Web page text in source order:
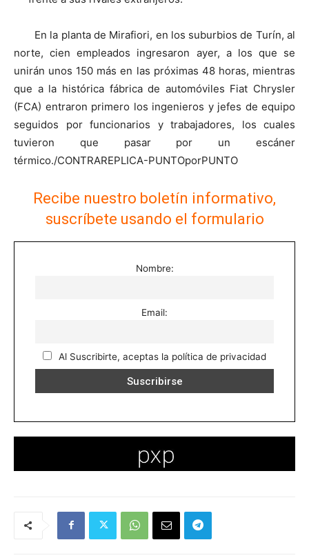
En la planta de Mirafiori, en los suburbios de Turín, al
norte, cien empleados ingresaron ayer, a los que se
unirán unos 150 más en las próximas 48 horas, mientras
que a la histórica fábrica de automóviles Fiat Chrysler
(FCA) entraron primero los ingenieros y jefes de equipo
seguidos por funcionarios y trabajadores, los cuales
tuvieron que pasar por un escáner
térmico./CONTRAREPLICA-PUNTOporPUNTO
Recibe nuestro boletín informativo,
suscríbete usando el formulario
Nombre:
Email:
Al Suscribirte, aceptas la política de privacidad